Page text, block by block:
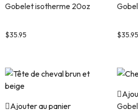
Gobelet isotherme 20oz
$35.95 $35.95
Ajouter au panier